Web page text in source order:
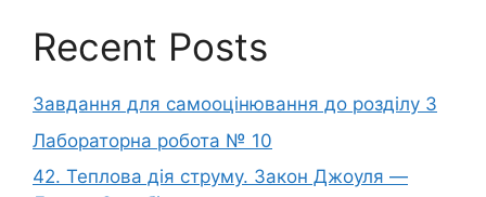
Recent Posts
Завдання для самооцінювання до розділу 3
Лабораторна робота № 10
42. Теплова дія струму. Закон Джоуля —